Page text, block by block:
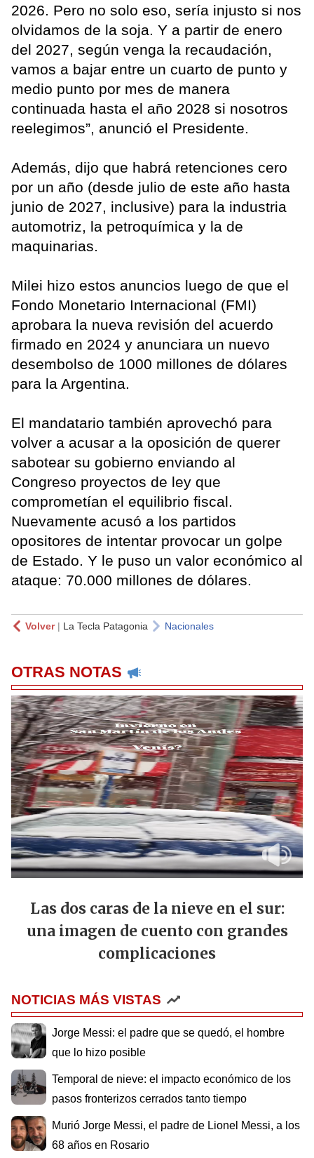
2026. Pero no solo eso, sería injusto si nos
olvidamos de la soja. Y a partir de enero
del 2027, según venga la recaudación,
vamos a bajar entre un cuarto de punto y
medio punto por mes de manera
continuada hasta el año 2028 si nosotros
reelegimos”, anunció el Presidente.
Además, dijo que habrá retenciones cero
por un año (desde julio de este año hasta
junio de 2027, inclusive) para la industria
automotriz, la petroquímica y la de
maquinarias.
Milei hizo estos anuncios luego de que el
Fondo Monetario Internacional (FMI)
aprobara la nueva revisión del acuerdo
firmado en 2024 y anunciara un nuevo
desembolso de 1000 millones de dólares
para la Argentina.
El mandatario también aprovechó para
volver a acusar a la oposición de querer
sabotear su gobierno enviando al
Congreso proyectos de ley que
comprometían el equilibrio fiscal.
Nuevamente acusó a los partidos
opositores de intentar provocar un golpe
de Estado. Y le puso un valor económico al
ataque: 70.000 millones de dólares.
Volver| La Tecla Patagonia Nacionales
OTRAS NOTAS
Las dos caras de la nieve en el sur:
una imagen de cuento con grandes
complicaciones
NOTICIAS MÁS VISTAS
Jorge Messi: el padre que se quedó, el hombre
que lo hizo posible
Temporal de nieve: el impacto económico de los
pasos fronterizos cerrados tanto tiempo
Murió Jorge Messi, el padre de Lionel Messi, a los
68 años en Rosario